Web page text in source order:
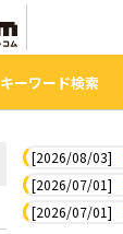
キーワード検索
[2026/08/03]
[2026/07/01]
[2026/07/01]